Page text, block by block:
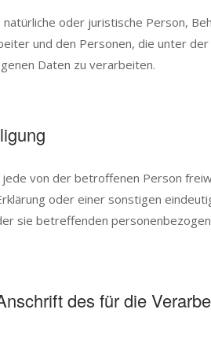
oder juristische Person,
und den Personen, die unter
Daten zu verarbeiten.
jede von der betroffenen Person
oder einer sonstigen
sie betreffenden
des für die